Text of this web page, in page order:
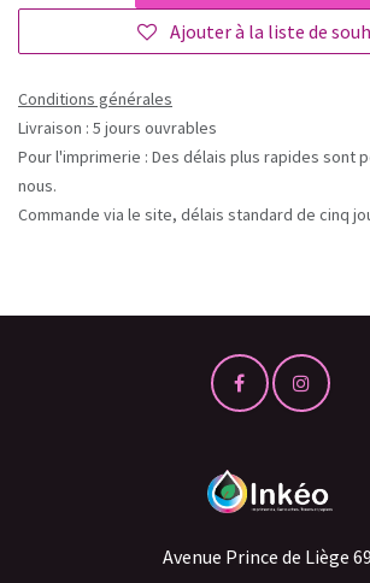
Ajouter à la liste de
Conditions générales
Livraison : 5 jours ouvrables
Pour l'imprimerie : Des délais plus rapides sont
nous.
Commande via le site, délais standard de cinq
Avenue Prince de Liège